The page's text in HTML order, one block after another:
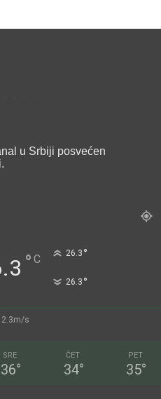
u Srbiji posvećen
° C 26.3 °
26.3 °
2.3m/s
SRE
36°
ČET
34°
PET
35°